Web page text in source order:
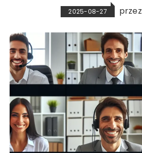
2025-08-27 przez